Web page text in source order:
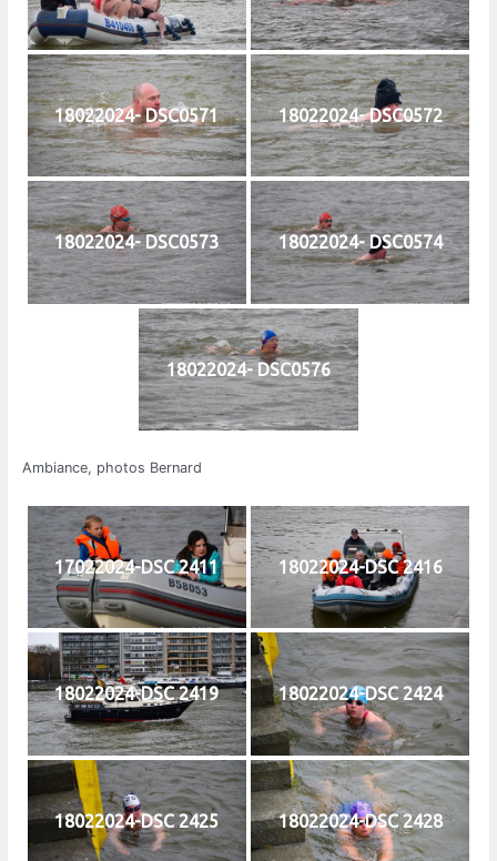
18022024- DSC0571 18022024- DSC0572
18022024- DSC0573 18022024- DSC0574
18022024- DSC0576
Ambiance, photos Bernard
17022024-DSC 2411 18022024-DSC 2416
18022024-DSC 2419 18022024-DSC 2424
18022024-DSC 2425 18022024-DSC 2428